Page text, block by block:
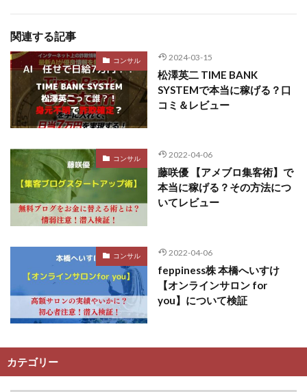
関連する記事
コンサル 2024-03-15
松澤英二 TIME BANK
SYSTEMで本当に稼げる？口
コミ＆レビュー
コンサル 2022-04-06
藤咲優 【アメブロ集客術】で
本当に稼げる？その方法につ
いてレビュー
コンサル 2022-04-06
feppiness株 本橋へいすけ
【オンラインサロン for
you】について検証
カテゴリー